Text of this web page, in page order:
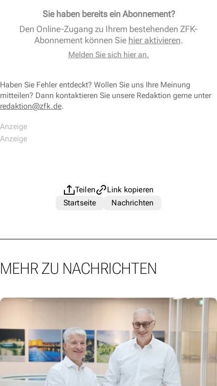
Sie haben bereits ein Abonnement?
Den Online-Zugang zu Ihrem bestehenden ZFK-
Abonnement können Sie hier aktivieren.
Melden Sie sich hier an.
Haben Sie Fehler entdeckt? Wollen Sie uns Ihre Meinung
mitteilen? Dann kontaktieren Sie unsere Redaktion gerne unter
redaktion@zfk.de.
Teilen
Link kopieren
Startseite
Nachrichten
MEHR ZU NACHRICHTEN